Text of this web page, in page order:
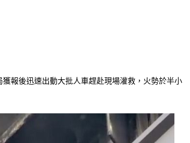
報後迅速出動大批人車趕赴現場灌救，火勢於半小